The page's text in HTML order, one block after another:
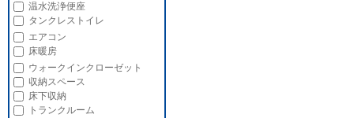
温水洗浄便座
タンクレストイレ
エアコン
床暖房
ウォークインクローゼット
収納スペース
床下収納
トランクルーム